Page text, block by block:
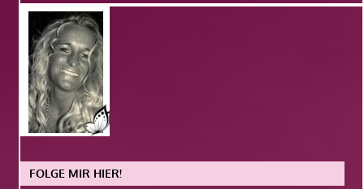
FOLGE MIR HIER!